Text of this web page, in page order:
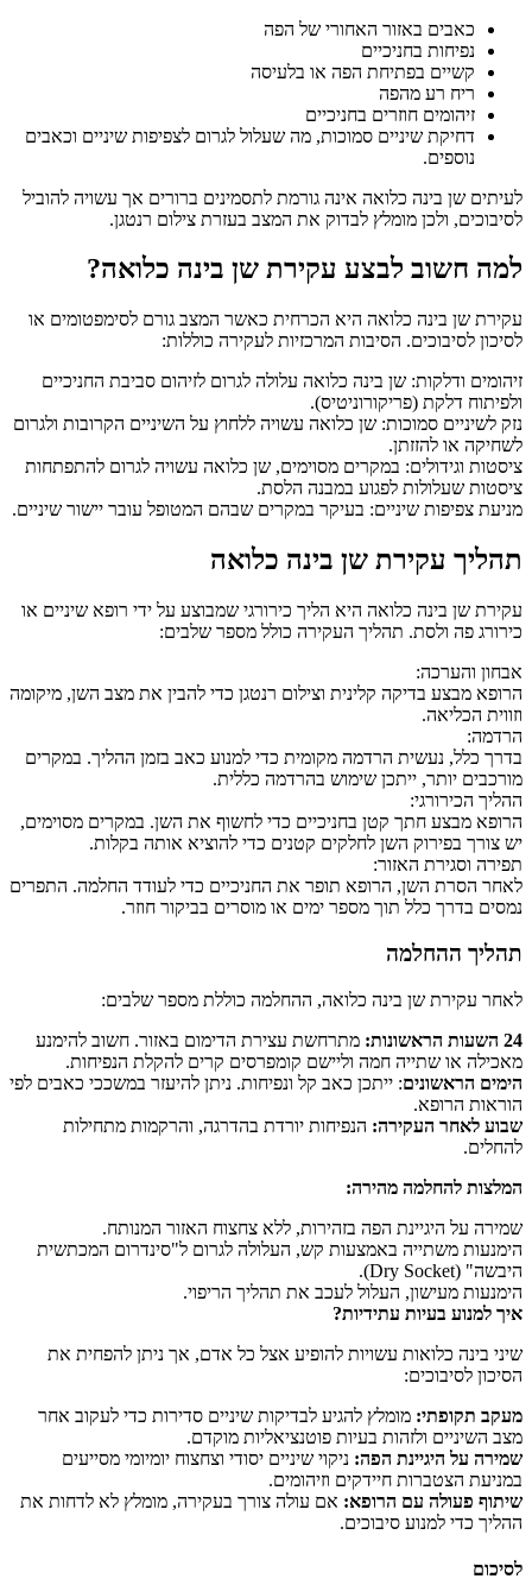
כאבים באזור האחורי של הפה
נפיחות בחניכיים
קשיים בפתיחת הפה או בלעיסה
ריח רע מהפה
זיהומים חוזרים בחניכיים
דחיקת שיניים סמוכות, מה שעלול לגרום לצפיפות שיניים וכאבים
נוספים.
לעיתים שן בינה כלואה אינה גורמת לתסמינים ברורים אך עשויה להוביל
לסיבוכים, ולכן מומלץ לבדוק את המצב בעזרת צילום רנטגן.
למה חשוב לבצע עקירת שן בינה כלואה?
עקירת שן בינה כלואה היא הכרחית כאשר המצב גורם לסימפטומים או
לסיכון לסיבוכים. הסיבות המרכזיות לעקירה כוללות:
זיהומים ודלקות: שן בינה כלואה עלולה לגרום לזיהום סביבת החניכיים
ולפיתוח דלקת (פריקורוניטיס).
נזק לשיניים סמוכות: שן כלואה עשויה ללחוץ על השיניים הקרובות ולגרום
לשחיקה או להזזתן.
ציסטות וגידולים: במקרים מסוימים, שן כלואה עשויה לגרום להתפתחות
ציסטות שעלולות לפגוע במבנה הלסת.
מניעת צפיפות שיניים: בעיקר במקרים שבהם המטופל עובר יישור שיניים.
תהליך עקירת שן בינה כלואה
עקירת שן בינה כלואה היא הליך כירורגי שמבוצע על ידי רופא שיניים או
כירורג פה ולסת. תהליך העקירה כולל מספר שלבים:
אבחון והערכה:
הרופא מבצע בדיקה קלינית וצילום רנטגן כדי להבין את מצב השן, מיקומה
וזווית הכליאה.
הרדמה:
בדרך כלל, נעשית הרדמה מקומית כדי למנוע כאב בזמן ההליך. במקרים
מורכבים יותר, ייתכן שימוש בהרדמה כללית.
ההליך הכירורגי:
הרופא מבצע חתך קטן בחניכיים כדי לחשוף את השן. במקרים מסוימים,
יש צורך בפירוק השן לחלקים קטנים כדי להוציא אותה בקלות.
תפירה וסגירת האזור:
לאחר הסרת השן, הרופא תופר את החניכיים כדי לעודד החלמה. התפרים
נמסים בדרך כלל תוך מספר ימים או מוסרים בביקור חוזר.
תהליך ההחלמה
לאחר עקירת שן בינה כלואה, ההחלמה כוללת מספר שלבים:
24 השעות הראשונות:
מתרחשת עצירת הדימום באזור. חשוב להימנע
מאכילה או שתייה חמה וליישם קומפרסים קרים להקלת הנפיחות.
הימים הראשונים: ייתכן כאב קל ונפיחות. ניתן להיעזר במשככי כאבים לפי
הוראות הרופא.
שבוע לאחר העקירה: הנפיחות יורדת בהדרגה, והרקמות מתחילות
להחלים.
המלצות להחלמה מהירה:
שמירה על היגיינת הפה בזהירות, ללא צחצוח האזור המנותח.
הימנעות משתייה באמצעות קש, העלולה לגרום ל"סינדרום המכתשית
היבשה" (Dry Socket).
הימנעות מעישון, העלול לעכב את תהליך הריפוי.
איך למנוע בעיות עתידיות?
שיני בינה כלואות עשויות להופיע אצל כל אדם, אך ניתן להפחית את
הסיכון לסיבוכים:
מעקב תקופתי: מומלץ להגיע לבדיקות שיניים סדירות כדי לעקוב אחר
מצב השיניים ולזהות בעיות פוטנציאליות מוקדם.
שמירה על היגיינת הפה: ניקוי שיניים יסודי וצחצוח יומיומי מסייעים
במניעת הצטברות חיידקים וזיהומים.
שיתוף פעולה עם הרופא: אם עולה צורך בעקירה, מומלץ לא לדחות את
ההליך כדי למנוע סיבוכים.
לסיכום